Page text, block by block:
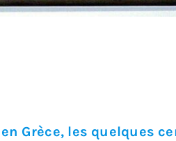
Grèce, les quelques